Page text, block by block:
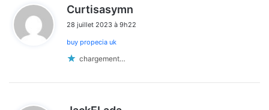
Curtisasymn
t
28 juillet 2023 à 9h22
buy propecia uk
chargement…